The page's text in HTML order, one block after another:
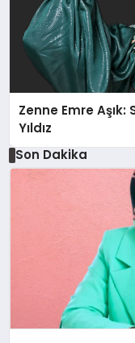
Zenne Emre
Yıldız
Son Dakika